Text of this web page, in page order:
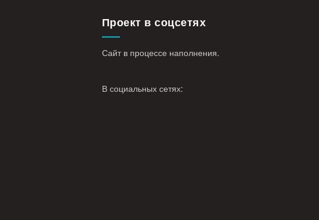
Проект в соцсетях
Сайт в процессе наполнения.
В социальных сетях: